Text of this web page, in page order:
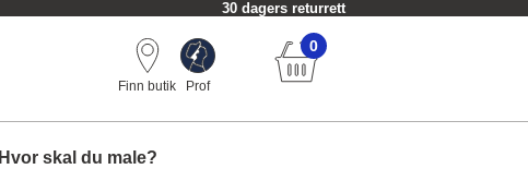
Alltid fri frakt fra 749 kr.
Finn butik Prof
0
Hvor skal du male?